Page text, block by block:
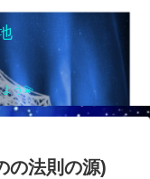
う💫
の法則の源)